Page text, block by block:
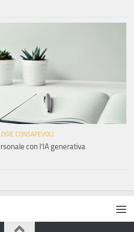
CONSAPEVOLI
con l’IA generativa